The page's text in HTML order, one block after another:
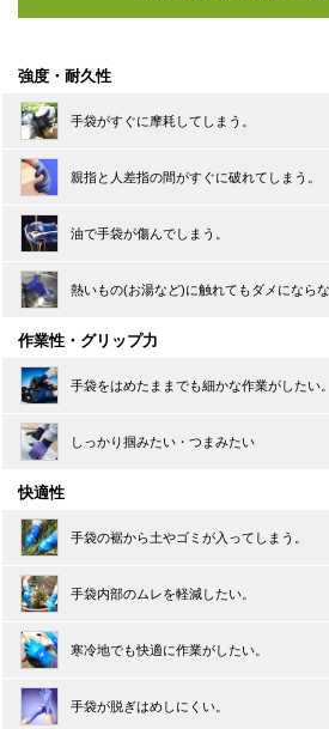
強度・耐久性
手袋がすぐに摩耗してしまう。
親指と人差指の間がすぐに破れてしまう。
油で手袋が傷んでしまう。
熱いもの(お湯など)に触れてもダメになら
作業性・グリップ力
手袋をはめたままでも細かな作業がしたい。
しっかり掴みたい・つまみたい
快適性
手袋の裾から土やゴミが入ってしまう。
手袋内部のムレを軽減したい。
寒冷地でも快適に作業がしたい。
手袋が脱ぎはめしにくい。